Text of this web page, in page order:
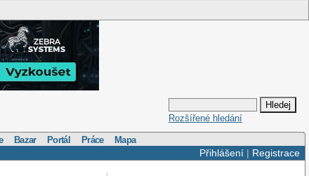
Rozšířené hledání
Bazar Portál Práce Mapa
Přihlášení| Registrace